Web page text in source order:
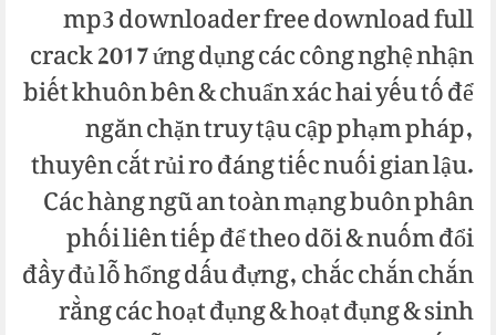
mp3 downloader free download full
crack 2017 ứng dụng các công nghệ nhận
biết khuôn bên & chuẩn xác hai yếu tố để
ngăn chặn truy tậu cập phạm pháp,
thuyên cắt rủi ro đáng tiếc nuối gian lậu.
Các hàng ngũ an toàn mạng buôn phân
phối liên tiếp để theo dõi & nuốm đổi
đầy đủ lỗ hổng dấu đựng, chắc chắn chắn
rằng các hoạt đụng & hoạt đụng & sinh